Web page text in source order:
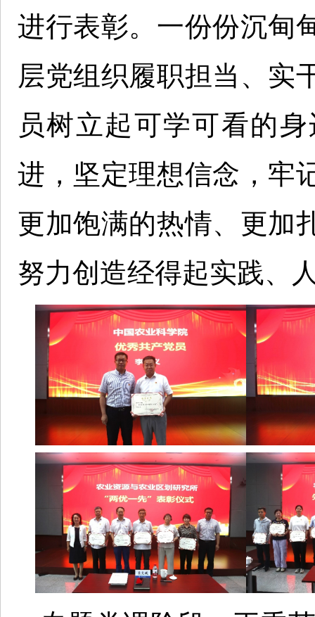
进行表彰。一份份沉甸
层党组织履职担当、实
员树立起可学可看的
进，坚定理想信念，牢
更加饱满的热情、更加
努力创造经得起实践、